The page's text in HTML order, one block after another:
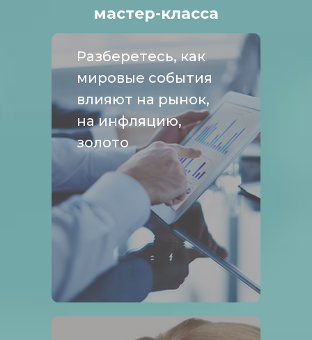
Разберетесь, как
мировые события
влияют на рынок,
на инфляцию,
золото
мастер-класса